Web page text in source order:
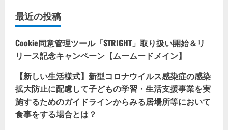
最近の投稿
Cookie同意管理ツール「STRIGHT」取り扱い開始＆リ
リース記念キャンペーン【ムームードメイン】
【新しい生活様式】新型コロナウイルス感染症の感染
拡大防止に配慮して子どもの学習・生活支援事業を実
施するためのガイドラインからみる居場所等において
食事をする場合とは？